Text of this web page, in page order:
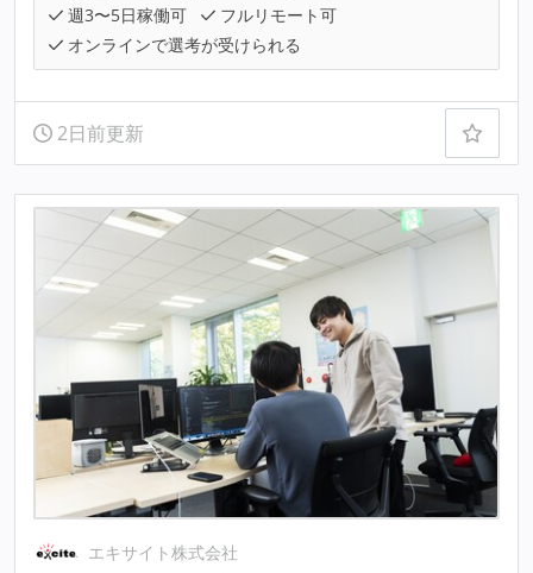
週3〜5日稼働可
フルリモート可
オンラインで選考が受けられる
2日前更新
エキサイト株式会社